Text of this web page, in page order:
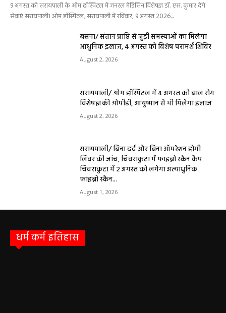
9 अगस्त को सरायपाली के ओम हॉस्पिटल में जनरल मेडिसिन विशेषज्ञ डॉ. एस. कुमार देंगे
सेवाएं सरायपाली। ओम हॉस्पिटल, सरायपाली में रविवार, 9 अगस्त 2026...
बसना/ संतान प्राप्ति से जुड़ी समस्याओं का मिलेगा
आधुनिक इलाज, 4 अगस्त को विशेष परामर्श शिविर
August 2, 2026
सरायपाली/ ओम हॉस्पिटल में 4 अगस्त को बाल रोग
विशेषज्ञ की ओपीडी, आयुष्मान से भी मिलेगा इलाज
August 2, 2026
सरायपाली/ बिना दर्द और बिना ऑपरेशन होगी
लिवर की जांच, चिवराकुटा में फाइब्रो स्कैन कैंप
चिवराकुटा में 2 अगस्त को लगेगा अत्याधुनिक
फाइब्रो स्कैन...
August 1, 2026
धर्म कर्म इतिहास